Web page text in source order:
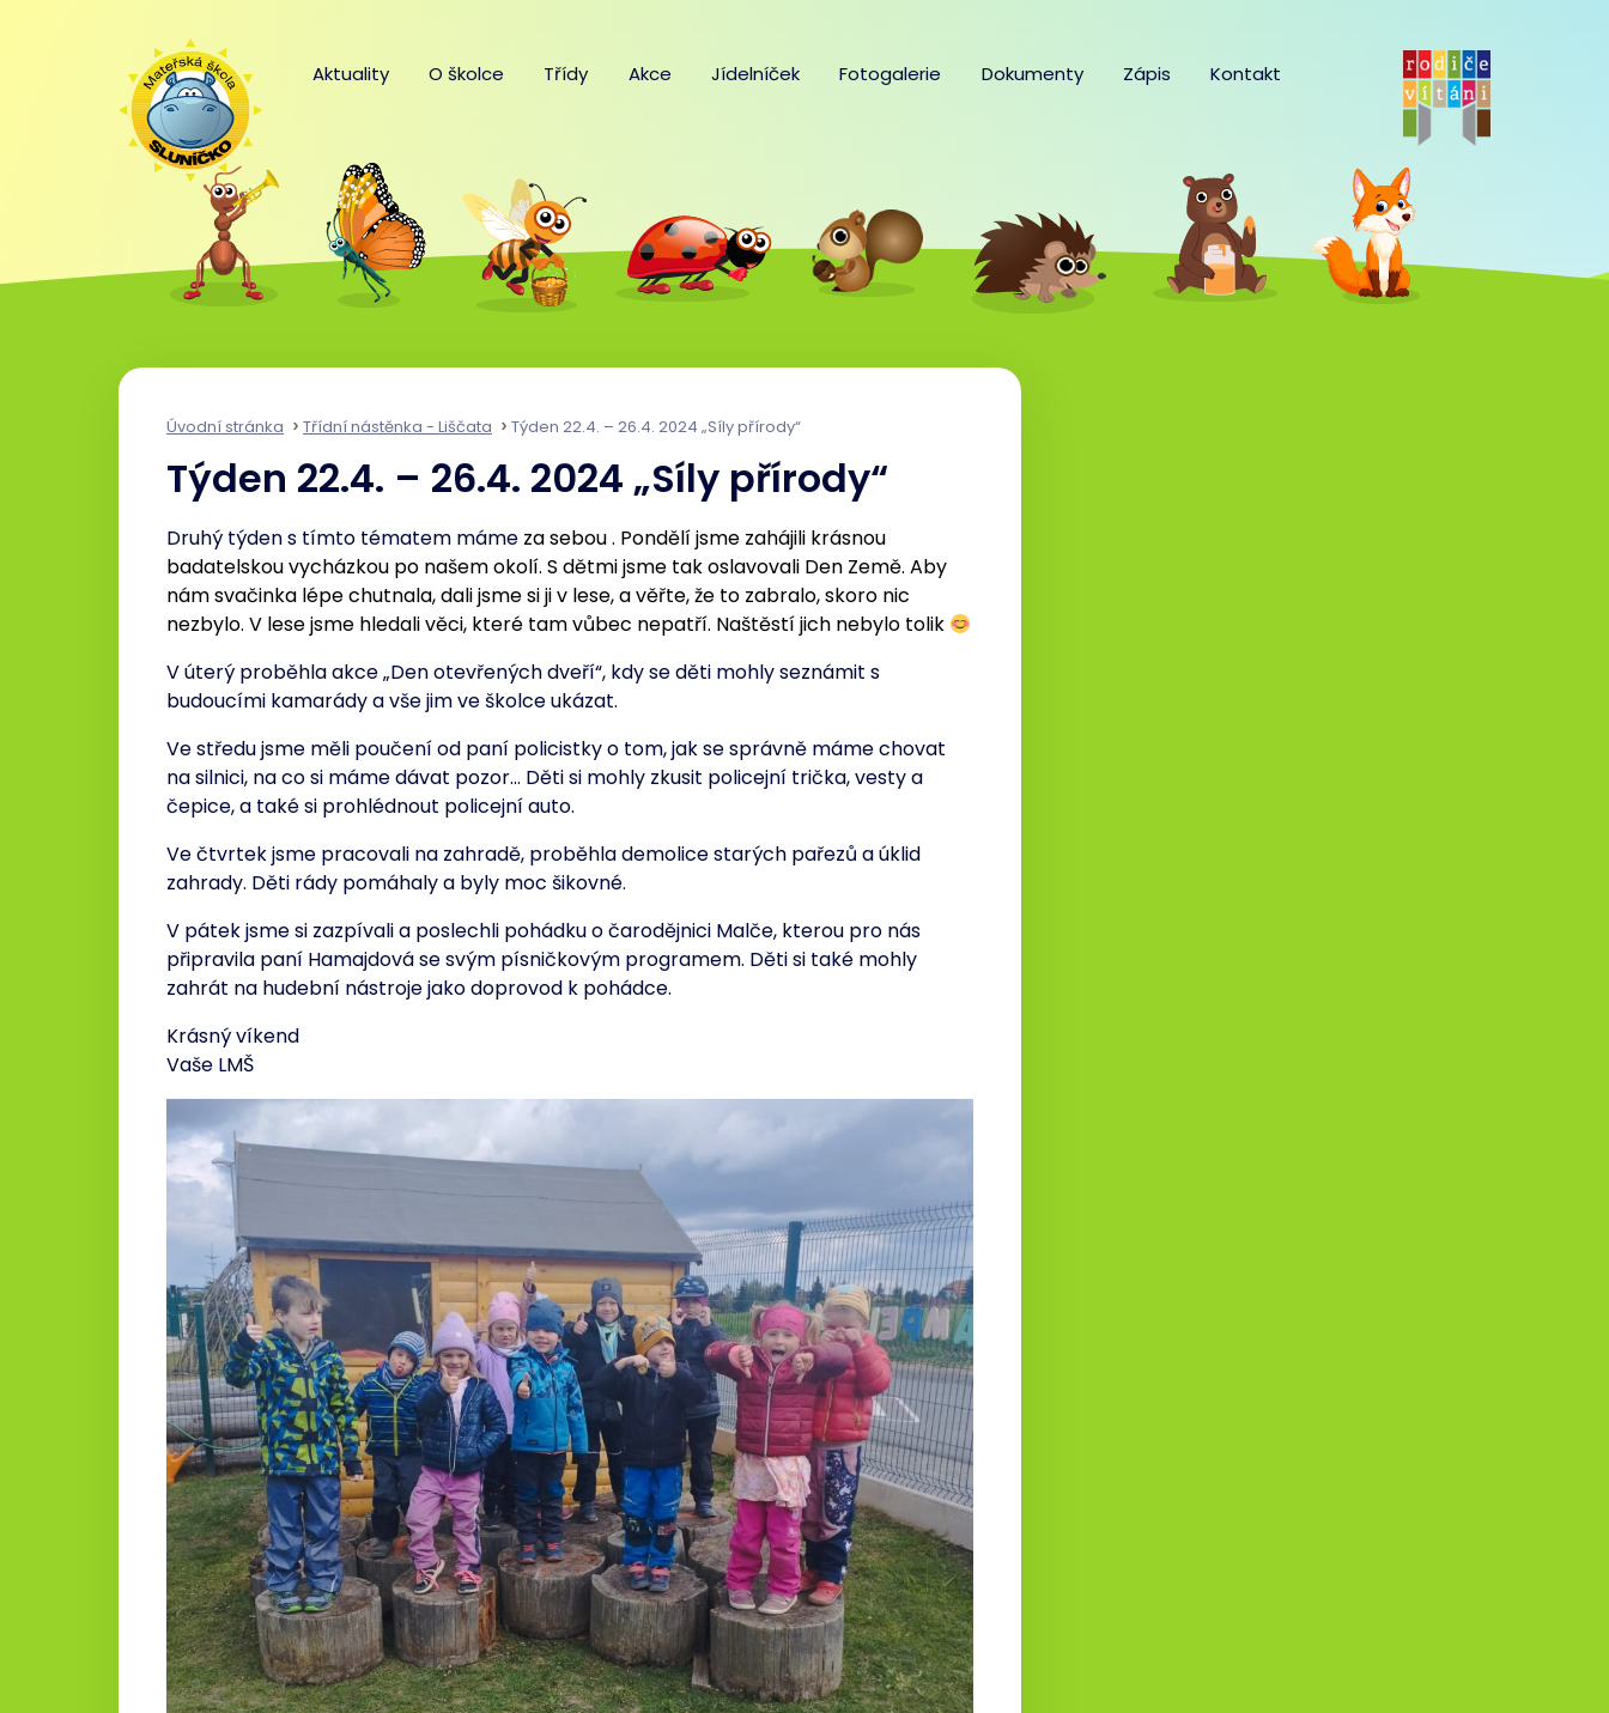
Aktuality O školce Třídy Akce Jídelníček Fotogalerie Dokumenty Zápis Kontakt
Úvodní stránka Třídní nástěnka - Liščata Týden 22.4. – 26.4. 2024 „Síly přírody“
Týden 22.4. – 26.4. 2024 „Síly přírody“
Druhý týden s tímto tématem máme za sebou . Pondělí jsme zahájili krásnou
badatelskou vycházkou po našem okolí. S dětmi jsme tak oslavovali Den Země. Aby
nám svačinka lépe chutnala, dali jsme si ji v lese, a věřte, že to zabralo, skoro nic
nezbylo. V lese jsme hledali věci, které tam vůbec nepatří. Naštěstí jich nebylo tolik
V úterý proběhla akce „Den otevřených dveří“, kdy se děti mohly seznámit s
budoucími kamarády a vše jim ve školce ukázat.
Ve středu jsme měli poučení od paní policistky o tom, jak se správně máme chovat
na silnici, na co si máme dávat pozor… Děti si mohly zkusit policejní trička, vesty a
čepice, a také si prohlédnout policejní auto.
Ve čtvrtek jsme pracovali na zahradě, proběhla demolice starých pařezů a úklid
zahrady. Děti rády pomáhaly a byly moc šikovné.
V pátek jsme si zazpívali a poslechli pohádku o čarodějnici Malče, kterou pro nás
připravila paní Hamajdová se svým písničkovým programem. Děti si také mohly
zahrát na hudební nástroje jako doprovod k pohádce.
Krásný víkend
Vaše LMŠ